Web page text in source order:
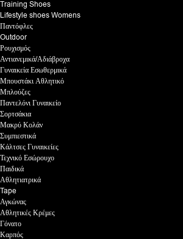
Training Shoes
Lifestyle shoes Womens
Παντόφλες
Outdoor
Ρουχισμός
Αντιανεμικά/Αδιάβροχα
Γυναικεία Εσωθερμικά
Μπουστάκι Αθλητικό
Μπλούζες
Παντελόνι Γυναικείο
Σορτσάκια
Μακρύ Κολάν
Συμπιεστικά
Κάλτσες Γυναικείες
Τεχνικό Εσώρουχο
Παιδικά
Αθλητιατρικά
Tape
Αγκώνας
Αθλητικές Κρέμες
Γόνατο
Καρπός